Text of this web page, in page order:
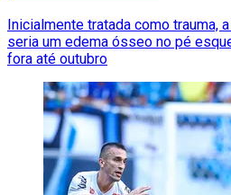
Inicialmente tratada como trauma,
seria um edema ósseo no pé
fora até outubro